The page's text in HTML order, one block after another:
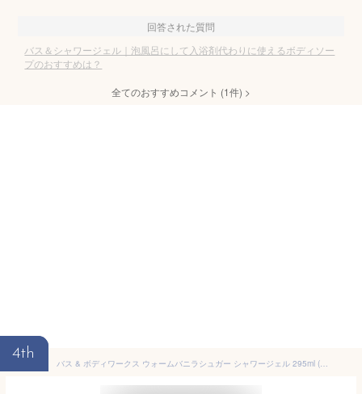
回答された質問
バス＆シャワージェル｜泡風呂にして入浴剤代わりに使えるボディソー
プのおすすめは？
全てのおすすめコメント (1件) >
4th
バス & ボディワークス ウォームバニラシュガー シャワージェル 295ml (10floz) Bath & Body Works Warm Vanilla Sugar Shower Gel ボディ